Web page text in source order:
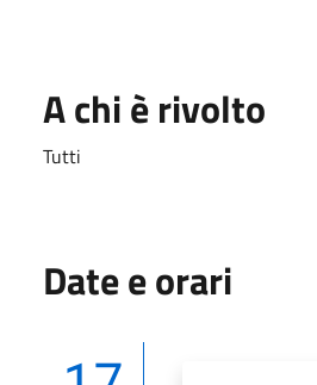
A chi è rivolto
Tutti
Date e orari